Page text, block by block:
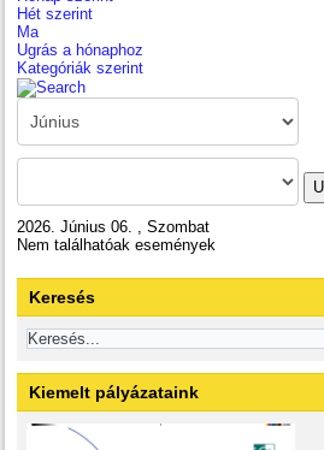
Hét szerint
Ma
Ugrás a hónaphoz
Kategóriák szerint
2026. Június 06. , Szombat
Nem találhatóak események
Keresés
Kiemelt pályázataink